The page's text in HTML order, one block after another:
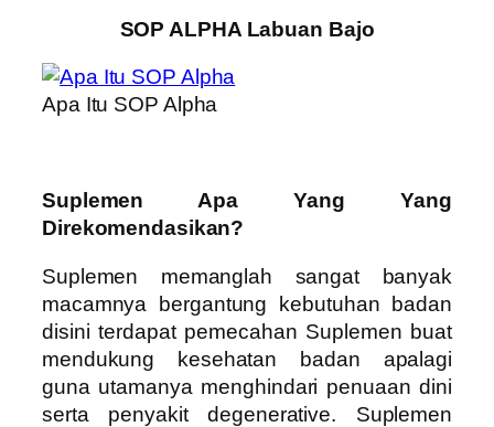
SOP ALPHA Labuan Bajo
Apa Itu SOP Alpha
Suplemen Apa Yang Yang
Direkomendasikan?
Suplemen memanglah sangat banyak
macamnya bergantung kebutuhan badan
disini terdapat pemecahan Suplemen buat
mendukung kesehatan badan apalagi
guna utamanya menghindari penuaan dini
serta penyakit degenerative. Suplemen